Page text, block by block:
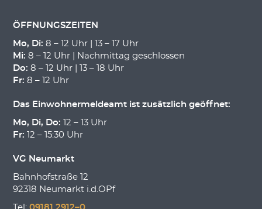
ÖFFNUNGSZEITEN
Mo, Di: 8 – 12 Uhr | 13 – 17 Uhr
Mi: 8 – 12 Uhr | Nachmittag geschlossen
Do: 8 – 12 Uhr | 13 – 18 Uhr
Fr: 8 – 12 Uhr
Das Einwohnermeldeamt ist zusätzlich geöffnet:
Mo, Di, Do: 12 – 13 Uhr
Fr: 12 – 15:30 Uhr
VG Neumarkt
Bahnhofstraße 12
92318 Neumarkt i.d.OPf